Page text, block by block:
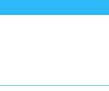
組⽴てる